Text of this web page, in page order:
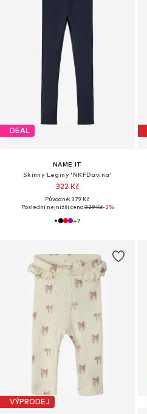
DEAL
NAME IT
Skinny Legíny 'NKFDavina'
322 Kč
Původně: 379 Kč
Poslední nejnižší cena:329 Kč-2%
+7
VÝPRODEJ